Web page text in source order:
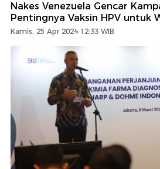
Nakes Venezuela Gencar
Pentingnya Vaksin HPV untuk
Kamis, 25 Apr 2024 12:33 WIB